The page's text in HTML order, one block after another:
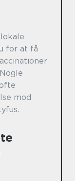
for at få
mod